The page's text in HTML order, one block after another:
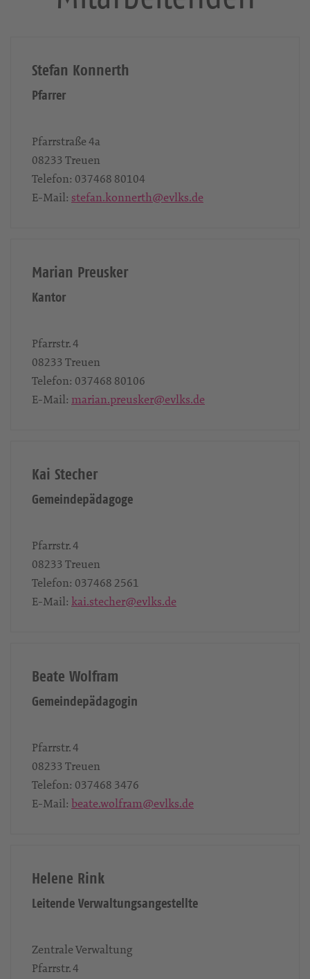
Stefan Konnerth
Pfarrer
Pfarrstraße 4a
08233Treuen
Telefon: 037468 80104
E-Mail: stefan.konnerth@evlks.de
Marian Preusker
Kantor
Pfarrstr. 4
08233Treuen
Telefon: 037468 80106
E-Mail: marian.preusker@evlks.de
Kai Stecher
Gemeindepädagoge
Pfarrstr. 4
08233Treuen
Telefon: 037468 2561
E-Mail: kai.stecher@evlks.de
Beate Wolfram
Gemeindepädagogin
Pfarrstr. 4
08233Treuen
Telefon: 037468 3476
E-Mail: beate.wolfram@evlks.de
Helene Rink
Leitende Verwaltungsangestellte
Zentrale Verwaltung
Pfarrstr. 4